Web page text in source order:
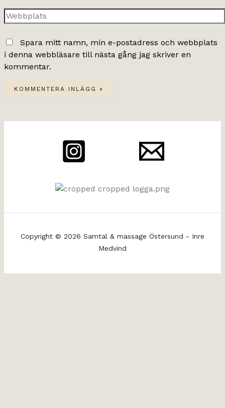
Webbplats
Spara mitt namn, min e-postadress och webbplats
i denna webbläsare till nästa gång jag skriver en
kommentar.
Copyright © 2026 Samtal & massage Östersund - Inre
Medvind